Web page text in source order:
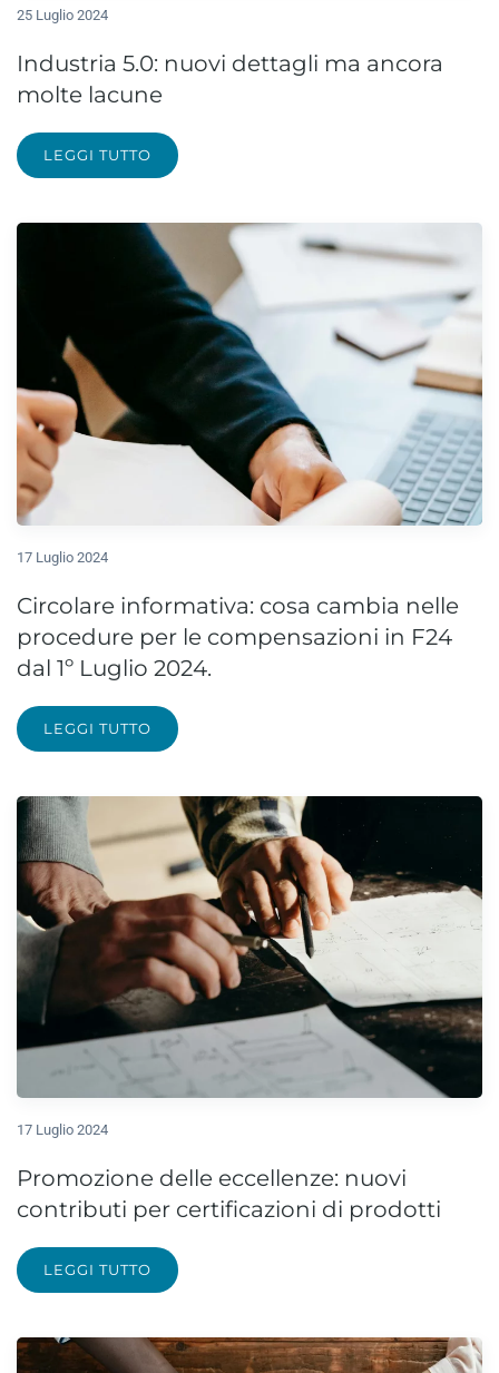
25 Luglio 2024
Industria 5.0: nuovi dettagli ma ancora
molte lacune
LEGGI TUTTO
17 Luglio 2024
Circolare informativa: cosa cambia nelle
procedure per le compensazioni in F24
dal 1º Luglio 2024.
LEGGI TUTTO
17 Luglio 2024
Promozione delle eccellenze: nuovi
contributi per certificazioni di prodotti
LEGGI TUTTO